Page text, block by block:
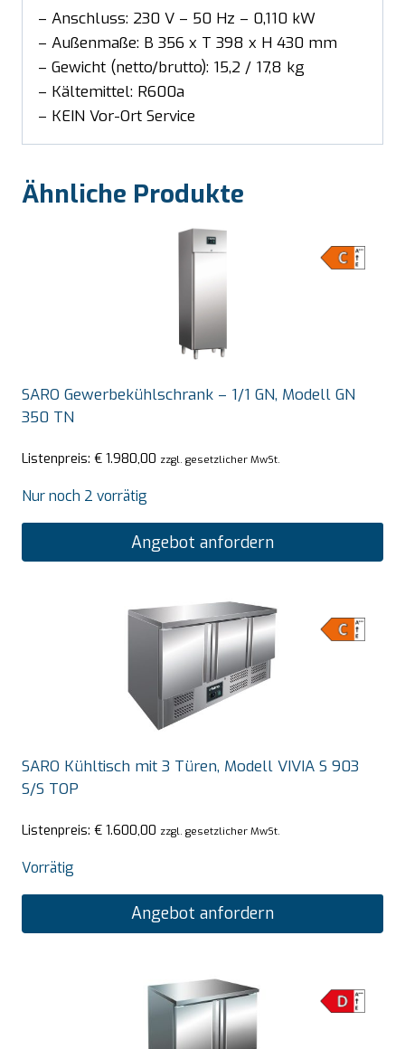
– Anschluss: 230 V – 50 Hz – 0,110 kW
– Außenmaße: B 356 x T 398 x H 430 mm
– Gewicht (netto/brutto): 15,2 / 17,8 kg
– Kältemittel: R600a
– KEIN Vor-Ort Service
Ähnliche Produkte
SARO Gewerbekühlschrank – 1/1 GN, Modell GN
350 TN
Listenpreis: € 1.980,00 zzgl. gesetzlicher MwSt.
Nur noch 2 vorrätig
Angebot anfordern
SARO Kühltisch mit 3 Türen, Modell VIVIA S 903
S/S TOP
Listenpreis: € 1.600,00 zzgl. gesetzlicher MwSt.
Vorrätig
Angebot anfordern